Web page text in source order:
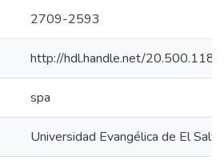
2709-2593
http://hdl.handle.net/
spa
Universidad Evangélica de El